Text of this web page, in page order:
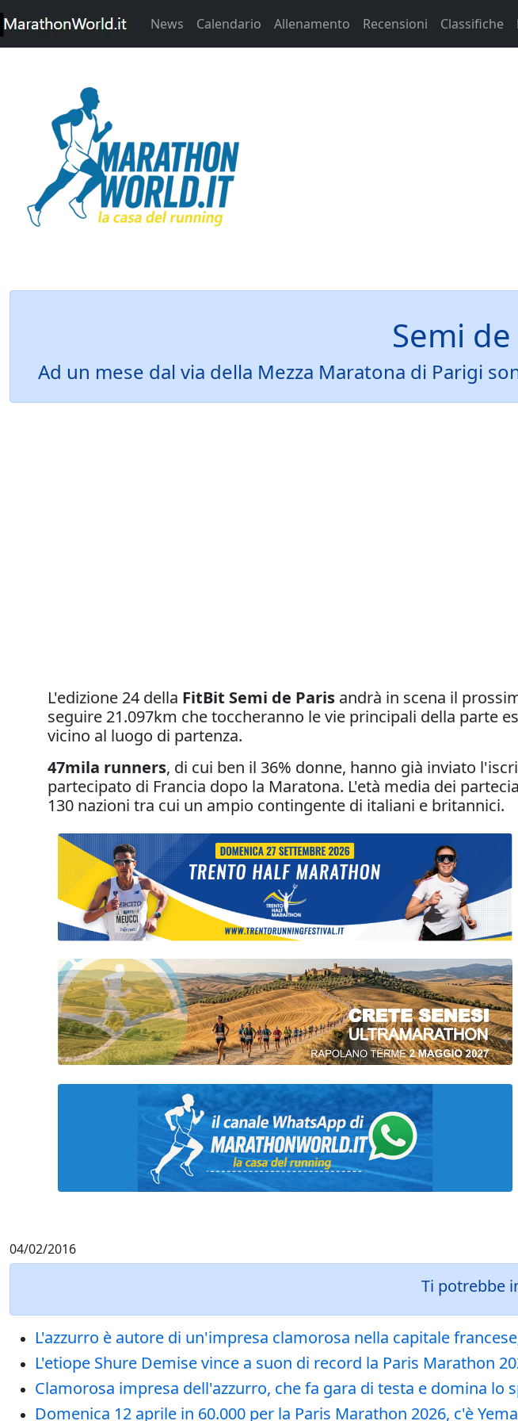
News Calendario Allenamento Recensioni Classifiche
Semi
Ad un mese dal via della Mezza Maratona di Parigi
L'edizione 24 della FitBit Semi de Paris andrà in scena il
seguire 21.097km che toccheranno le vie principali della parte
vicino al luogo di partenza.
47mila runners, di cui ben il 36% donne, hanno già inviato
partecipato di Francia dopo la Maratona. L'età media dei
130 nazioni tra cui un ampio contingente di italiani e britannici.
04/02/2016
Ti potrebbe
L'azzurro è autore di un'impresa clamorosa nella capitale
L'etiope Shure Demise vince a suon di record la Paris Marathon
Clamorosa impresa dell'azzurro, che fa gara di testa e domina
Domenica 12 aprile in 60.000 per la Paris Marathon 2026, c'è